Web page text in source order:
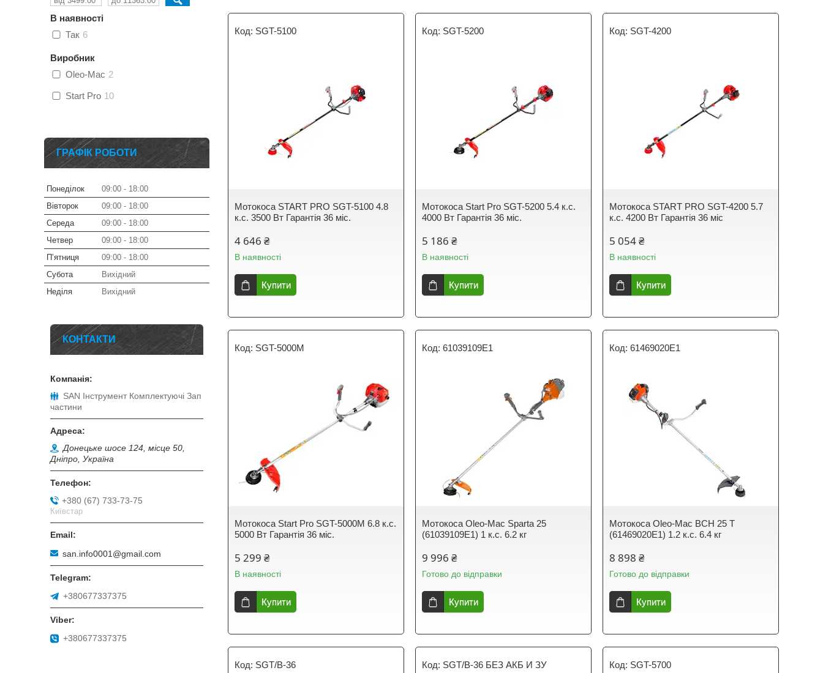
SGT-5100
Мотокоса START PRO SGT-5100 4.8
к.с. 3500 Вт Гарантія 36 міс.
4 646 ₴
В наявності
Купити
SGT-5200
Мотокоса Start Pro SGT-5200 5.4 к.с.
4000 Вт Гарантія 36 міс.
5 186 ₴
В наявності
Купити
SGT-4200
Мотокоса START PRO SGT-4200 5.7
к.с. 4200 Вт Гарантія 36 міс
5 054 ₴
В наявності
Купити
SGT-5000M
Мотокоса Start Pro SGT-5000M 6.8 к.с.
5000 Вт Гарантія 36 міс.
5 299 ₴
В наявності
Купити
61039109E1
Мотокоса Oleo-Mac Sparta 25
(61039109E1) 1 к.с. 6.2 кг
9 996 ₴
Готово до відправки
Купити
61469020E1
Мотокоса Oleo-Mac BCH 25 T
(61469020E1) 1.2 к.с. 6.4 кг
8 898 ₴
Готово до відправки
Купити
SGT/B-36 SGT/B-36 БЕЗ АКБ И ЗУ SGT-5700
В наявності
Так 6
Виробник
Oleo-Mac 2
Start Pro 10
ГРАФІК РОБОТИ
Понеділок 09:00
18:00
Вівторок
09:00
18:00
Середа
09:00
18:00
Четвер
09:00
18:00
Пʼятниця
09:00
18:00
Субота
Вихідний
Неділя
Вихідний
КОНТАКТИ
SAN Інструмент Комплектуючі Зап
частини
Донецьке шосе 124, місце 50,
Дніпро, Україна
+380 (67) 733-73-75
Київстар
san.info0001@gmail.com
+380677337375
+380677337375